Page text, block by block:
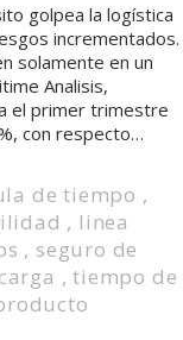
golpea la logística
incrementados.
solamente en un
Analisis,
el primer trimestre
con respecto…
de tiempo ,
, linea
, seguro de
,tiempo de